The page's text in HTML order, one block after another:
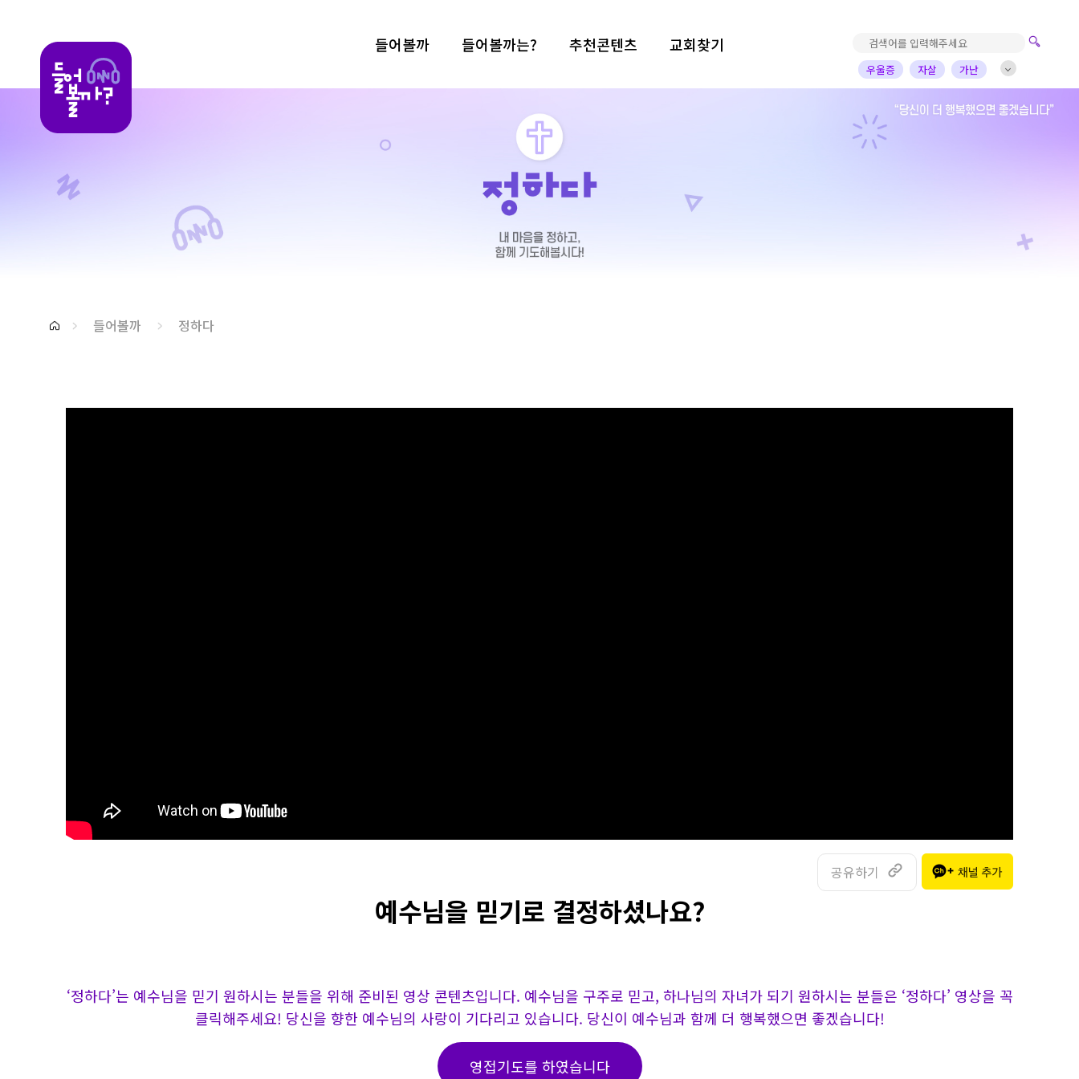
들어볼까 들어볼까는? 추천콘텐츠 교회찾기
우울증 자살
가난
진로고민
가정의아픔
자녀
부부 배우
가수
개그맨
들어볼까 정하다
공유하기
예수님을 믿기로 결정하셨나요?
‘정하다’는 예수님을 믿기 원하시는 분들을 위해 준비된 영상 콘텐츠입니다. 예수님을 구주로 믿고, 하나님의 자녀가 되기 원하시는 분들은 ‘정하다’ 영상을 꼭
클릭해주세요! 당신을 향한 예수님의 사랑이 기다리고 있습니다. 당신이 예수님과 함께 더 행복했으면 좋겠습니다!
영접기도를 하였습니다